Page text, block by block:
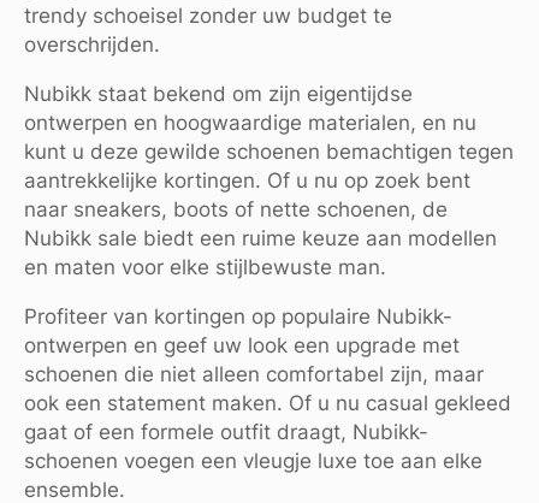
trendy schoeisel zonder uw budget te
overschrijden.
Nubikk staat bekend om zijn eigentijdse
ontwerpen en hoogwaardige materialen, en nu
kunt u deze gewilde schoenen bemachtigen tegen
aantrekkelijke kortingen. Of u nu op zoek bent
naar sneakers, boots of nette schoenen, de
Nubikk sale biedt een ruime keuze aan modellen
en maten voor elke stijlbewuste man.
Profiteer van kortingen op populaire Nubikk-
ontwerpen en geef uw look een upgrade met
schoenen die niet alleen comfortabel zijn, maar
ook een statement maken. Of u nu casual gekleed
gaat of een formele outfit draagt, Nubikk-
schoenen voegen een vleugje luxe toe aan elke
ensemble.